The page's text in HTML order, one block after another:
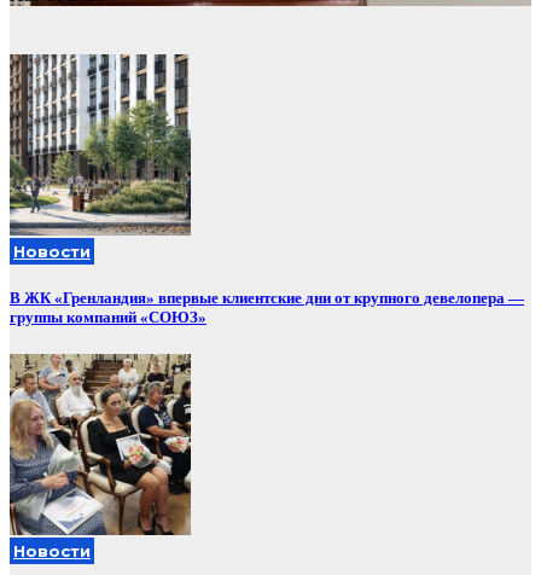
Новости
В ЖК «Гренландия» впервые клиентские дни от крупного девелопера —
группы компаний «СОЮЗ»
Новости